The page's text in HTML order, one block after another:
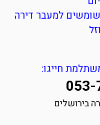
למעבר דירה
חייגו: